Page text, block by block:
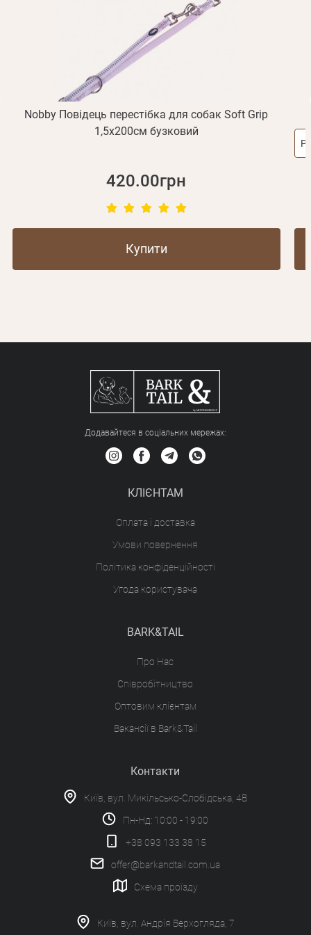
Nobby Повідець перестібка для собак Soft Grip
1,5х200см бузковий
420.00грн
Купити
Додавайтеся в соціальних мережах:
КЛІЄНТАМ
Оплата і доставка
Умови повернення
Політика конфіденційності
Угода користувача
BARK&TAIL
Про Нас
Співробітництво
Оптовим клієнтам
Вакансії в Bark&Tail
Контакти
Київ, вул. Микільсько-Слобідська, 4В
Пн-Нд: 10:00 - 19:00
+38 093 133 38 15
offer@barkandtail.com.ua
Схема проїзду
Київ, вул. Андрія Верхогляда, 7
Відправити
Реєстрація
або з допомогою
Згадали пароль?
Повторити відправку